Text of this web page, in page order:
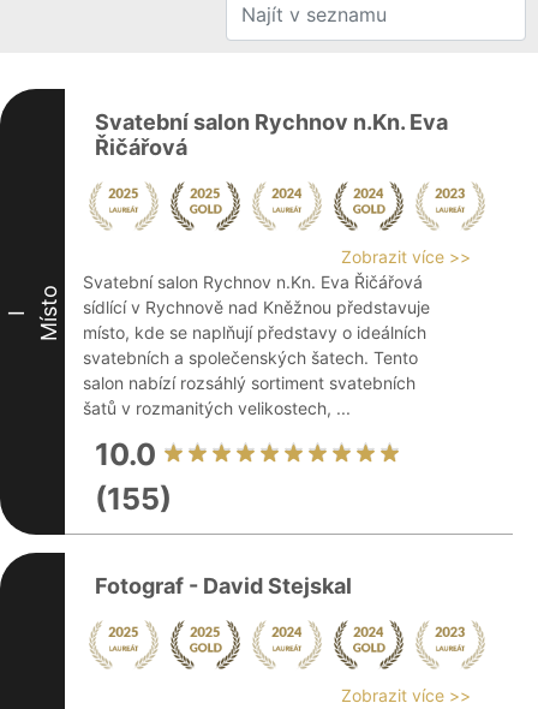
I Místo
Svatební salon Rychnov n.Kn. Eva
Řičářová
Zobrazit více >>
Svatební salon Rychnov n.Kn. Eva Řičářová
sídlící v Rychnově nad Kněžnou představuje
místo, kde se naplňují představy o ideálních
svatebních a společenských šatech. Tento
salon nabízí rozsáhlý sortiment svatebních
šatů v rozmanitých velikostech, ...
10.0
(155)
Fotograf - David Stejskal
Zobrazit více >>